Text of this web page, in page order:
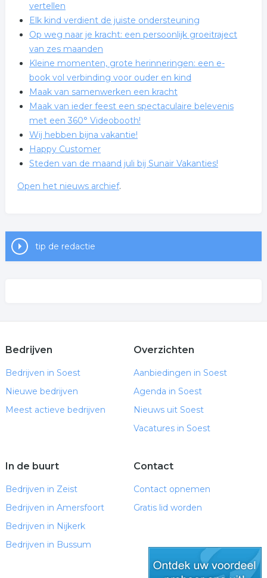
vertellen
Elk kind verdient de juiste ondersteuning
Op weg naar je kracht: een persoonlijk groeitraject
van zes maanden
Kleine momenten, grote herinneringen: een e-
book vol verbinding voor ouder en kind
Maak van samenwerken een kracht
Maak van ieder feest een spectaculaire belevenis
met een 360° Videobooth!
Wij hebben bijna vakantie!
Happy Customer
Steden van de maand juli bij Sunair Vakanties!
Open het nieuws archief.
Geef jouw creativiteit kleur met de nieuwe
DARWI MARBEL Markers
deze keer wél volhouden?
Training 'Oud en wijs; geriatrie in de
complementaire zorg' op 13 september
Maak indruk met een hologram op uw volgende
Gratis: 1 maand managed WordPress hosting
inclusief AI-groeidashboard
Nieuwe kant-en-klare feestpakketten!
Nieuw: Cernit DOLL nu ook verkrijgbaar in
handige 56 gram verpakkingen
Zomervoetjes Actie bij FeelingRelax Massage &
Beauty Salon – Nu tijdelijk voor slechts €50,-!
Aanbieding Voetreflexbehandelingen - Juli 2026
tip de redactie
Bedrijven
Bedrijven in Soest
Nieuwe bedrijven
Meest actieve bedrijven
Overzichten
Aanbiedingen in Soest
Agenda in Soest
Nieuws uit Soest
Vacatures in Soest
In de buurt
Bedrijven in Zeist
Bedrijven in Amersfoort
Bedrijven in Nijkerk
Bedrijven in Bussum
Contact
Contact opnemen
Gratis lid worden